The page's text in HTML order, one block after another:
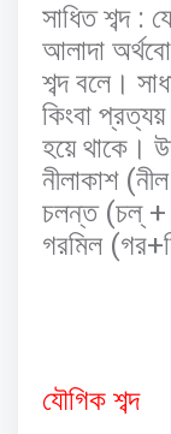
সাধিত শব্দ:
আলাদা
শব্দ বলে।
কিংবা প্রত্যয়
হয়ে থাকে।
নীলাকাশ(নীল
চলন্ত(চল্+
গরমিল (গর+
যৌগিক শব্দ